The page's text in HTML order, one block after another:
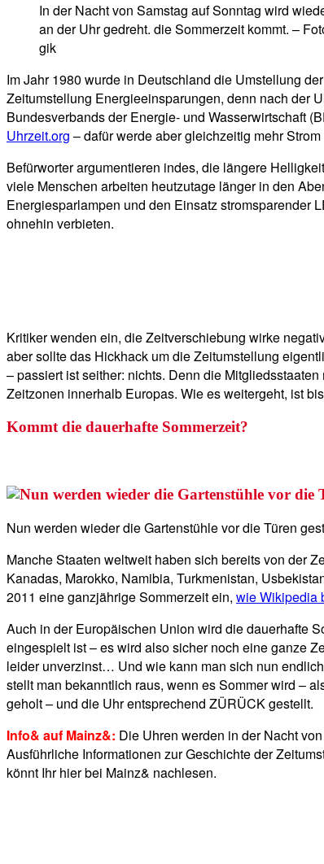
In der Nacht von Samstag auf Sonntag wird
an der Uhr gedreht. die Sommerzeit kommt. –
gik
Im Jahr 1980 wurde in Deutschland die Umstellung
Zeitumstellung Energieeinsparungen, denn nach der
Bundesverbands der Energie- und Wasserwirtschaft
Uhrzeit.org – dafür werde aber gleichzeitig mehr
Befürworter argumentieren indes, die längere
viele Menschen arbeiten heutzutage länger in den
Energiesparlampen und den Einsatz stromsparender
ohnehin verbieten.
Kritiker wenden ein, die Zeitverschiebung wirke
aber sollte das Hickhack um die Zeitumstellung
– passiert ist seither: nichts. Denn die
Zeitzonen innerhalb Europas. Wie es weitergeht, ist
Kommt die dauerhafte Sommerzeit?
Nun werden wieder die Gartenstühle vor die Türen
Manche Staaten weltweit haben sich bereits von der
Kanadas, Marokko, Namibia, Turkmenistan,
2011 eine ganzjährige Sommerzeit ein, wie Wikipedia
Auch in der Europäischen Union wird die dauerhafte
eingespielt ist – es wird also sicher noch eine ganze
leider unverzinst… Und wie kann man sich nun
stellt man bekanntlich raus, wenn es Sommer wird –
geholt – und die Uhr entsprechend ZÜRÜCK gestellt.
Info& auf Mainz&: Die Uhren werden in der Nacht
Ausführliche Informationen zur Geschichte der
könnt Ihr hier bei Mainz& nachlesen.